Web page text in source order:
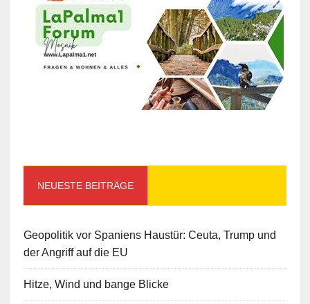
NEUESTE BEITRÄGE
Geopolitik vor Spaniens Haustür: Ceuta, Trump und
der Angriff auf die EU
Hitze, Wind und bange Blicke